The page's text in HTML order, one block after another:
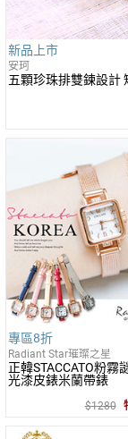
新品上市
安珂
五顆珍珠排雙鍊設計
專區8折
Radiant Star璀璨之星
正韓STACCATO粉霧
光漆皮錶米蘭帶錶
1280